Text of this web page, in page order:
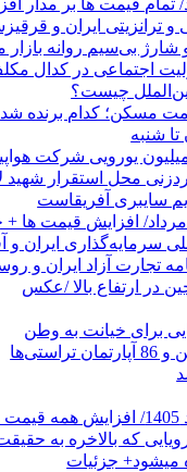
ترانزیتی ایران و
اجتماعی در کدال
مسکن؛ کدام برنده
شنبه
محل استقرار شهید
سرمایه‌گذاری ایران و
تجارت آزاد ایران و
در ارتفاع بالا /عکس
برای خیانت به وطن
میشود+ جزئیات